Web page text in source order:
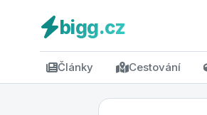
bigg.cz
Články Cestování